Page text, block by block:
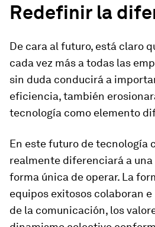
Redefinir la
De cara al futuro, está claro
cada vez más a todas las
sin duda conducirá a
eficiencia, también
tecnología como elemento
En este futuro de tecnología
realmente diferenciará a una
forma única de operar. La
equipos exitosos colaboran
de la comunicación, los